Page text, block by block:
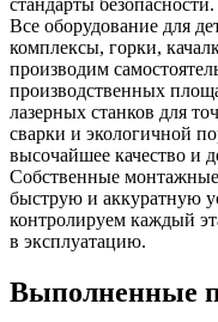
стандарты безопасности.
Все оборудование для
комплексы, горки,
производим
производственных
лазерных станков для
сварки и экологичной
высочайшее качество и
Собственные
быструю и аккуратную
контролируем каждый
в эксплуатацию.
Выполненные